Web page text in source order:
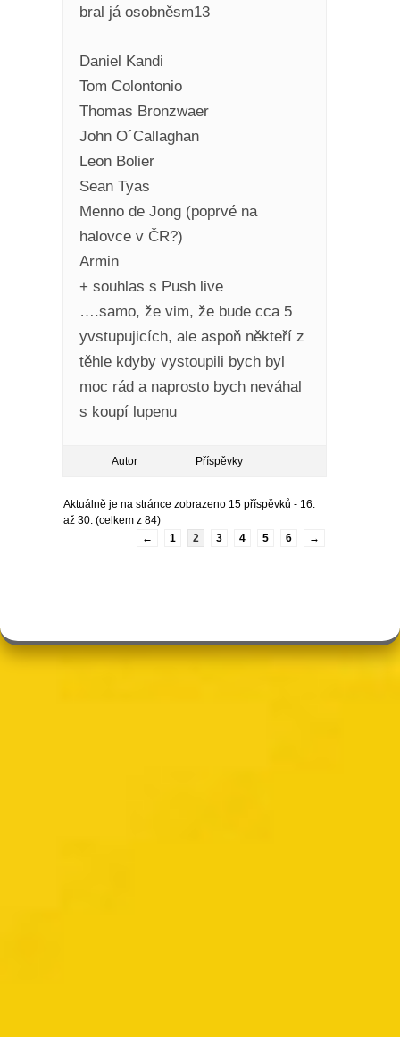
bral já osobněsm13
Daniel Kandi
Tom Colontonio
Thomas Bronzwaer
John O´Callaghan
Leon Bolier
Sean Tyas
Menno de Jong (poprvé na
halovce v ČR?)
Armin
+ souhlas s Push live
….samo, že vim, že bude cca 5
yvstupujicích, ale aspoň někteří z
těhle kdyby vystoupili bych byl
moc rád a naprosto bych neváhal
s koupí lupenu
Autor Příspěvky
Aktuálně je na stránce zobrazeno 15 příspěvků - 16.
až 30. (celkem z 84)
←
1 2 3 4 5 6 →